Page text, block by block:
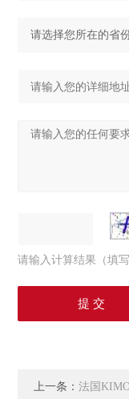
请输入计算结果（填
上一条：法国